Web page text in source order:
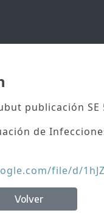
publicación SE
de
file/d/
Volver